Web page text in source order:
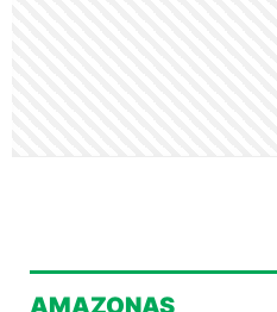
AMAZONAS